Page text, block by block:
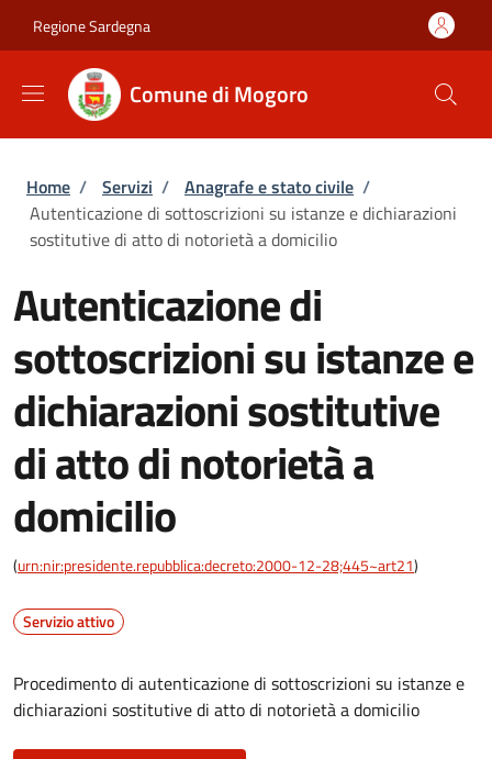
Regione Sardegna
Comune di Mogoro
Briciole di pane
Home / Servizi / Anagrafe e stato civile /
Autenticazione di sottoscrizioni su istanze e dichiarazioni
sostitutive di atto di notorietà a domicilio
Autenticazione di
sottoscrizioni su istanze e
dichiarazioni sostitutive
di atto di notorietà a
domicilio
(urn:nir:presidente.repubblica:decreto:2000-12-28;445~art21)
Servizio attivo
Procedimento di autenticazione di sottoscrizioni su istanze e
dichiarazioni sostitutive di atto di notorietà a domicilio